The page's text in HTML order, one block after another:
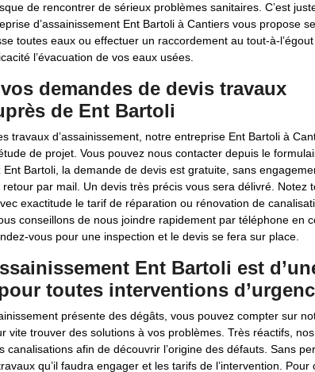
de rencontrer de sérieux problèmes sanitaires. C’est
d’assainissement Ent Bartoli à Cantiers vous propose
toutes eaux ou effectuer un raccordement au tout-à-
l’évacuation de vos eaux usées.
demandes de devis travaux
de Ent Bartoli
travaux d’assainissement, notre entreprise Ent Bartoli à
de projet. Vous pouvez nous contacter depuis le
Bartoli, la demande de devis est gratuite, sans
par mail. Un devis très précis vous sera délivré. Notez
exactitude le tarif de réparation ou rénovation de
conseillons de nous joindre rapidement par téléphone en
vous pour une inspection et le devis se fera sur place.
Ent Bartoli est
toutes interventions
présente des dégâts, vous pouvez compter sur
vite trouver des solutions à vos problèmes. Très réactifs,
canalisations afin de découvrir l’origine des défauts. Sans
qu’il faudra engager et les tarifs de l’intervention. Pour